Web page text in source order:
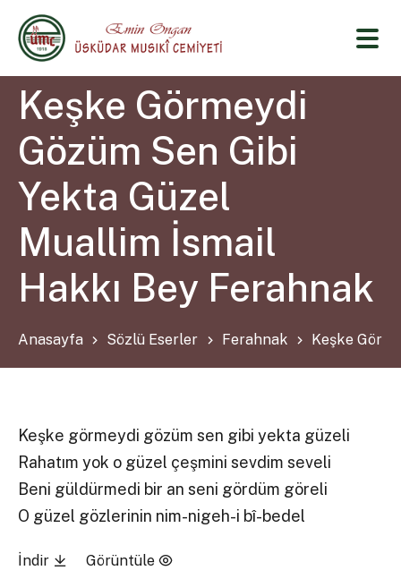
Keşke Görmeydi
Gözüm Sen Gibi
Yekta Güzel
Muallim İsmail
Hakkı Bey Ferahnak
Anasayfa Sözlü Eserler Ferahnak Keşke
Keşke görmeydi gözüm sen gibi yekta güzeli
Rahatım yok o güzel çeşmini sevdim seveli
Beni güldürmedi bir an seni gördüm göreli
O güzel gözlerinin nim-nigeh-i bî-bedel
İndir Görüntüle